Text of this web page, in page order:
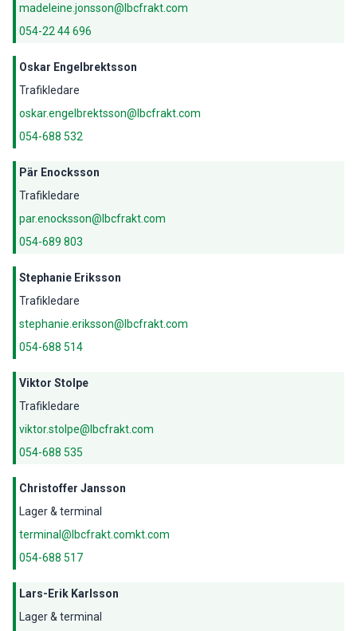
madeleine.jonsson@lbcfrakt.com
054-22 44 696
Oskar Engelbrektsson
Trafikledare
oskar.engelbrektsson@lbcfrakt.com
054-688 532
Pär Enocksson
Trafikledare
par.enocksson@lbcfrakt.com
054-689 803
Stephanie Eriksson
Trafikledare
stephanie.eriksson@lbcfrakt.com
054-688 514
Viktor Stolpe
Trafikledare
viktor.stolpe@lbcfrakt.com
054-688 535
Christoffer Jansson
Lager & terminal
terminal@lbcfrakt.comkt.com
054-688 517
Lars-Erik Karlsson
Lager & terminal